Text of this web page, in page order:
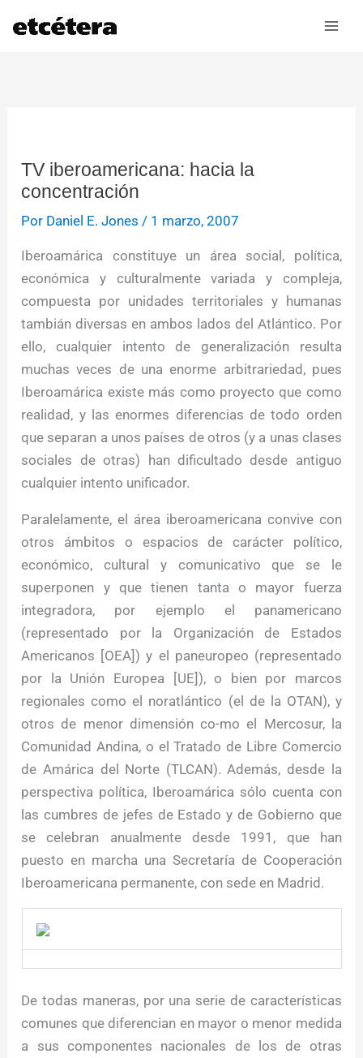
TV iberoamericana: hacia la
concentración
Por Daniel E. Jones / 1 marzo, 2007
Iberoamárica constituye un área social, política,
económica y culturalmente variada y compleja,
compuesta por unidades territoriales y humanas
tambián diversas en ambos lados del Atlántico. Por
ello, cualquier intento de generalización resulta
muchas veces de una enorme arbitrariedad, pues
Iberoamárica existe más como proyecto que como
realidad, y las enormes diferencias de todo orden
que separan a unos países de otros (y a unas clases
sociales de otras) han dificultado desde antiguo
cualquier intento unificador.
Paralelamente, el área iberoamericana convive con
otros ámbitos o espacios de carácter político,
económico, cultural y comunicativo que se le
superponen y que tienen tanta o mayor fuerza
integradora, por ejemplo el panamericano
(representado por la Organización de Estados
Americanos [OEA]) y el paneuropeo (representado
por la Unión Europea [UE]), o bien por marcos
regionales como el noratlántico (el de la OTAN), y
otros de menor dimensión co-mo el Mercosur, la
Comunidad Andina, o el Tratado de Libre Comercio
de Amárica del Norte (TLCAN). Además, desde la
perspectiva política, Iberoamárica sólo cuenta con
las cumbres de jefes de Estado y de Gobierno que
se celebran anualmente desde 1991, que han
puesto en marcha una Secretaría de Cooperación
Iberoamericana permanente, con sede en Madrid.
De todas maneras, por una serie de características
comunes que diferencian en mayor o menor medida
a sus componentes nacionales de los de otras